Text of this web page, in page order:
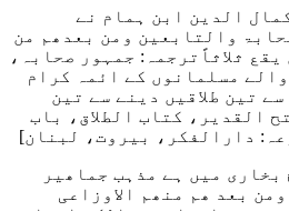
کمال الدین ابن ہمام نے
والتابعین ومن بعدھم من
ثلاثاً ترجمہ: جمہور صحابہ،
مسلمانوں کے ائمہ کرام
تین طلاقیں دینے سے تین
القدیر، کتاب الطلاق، باب
بخاری میں ہے مذہب جماھیر
بعد ھم منھم الاوزاعی